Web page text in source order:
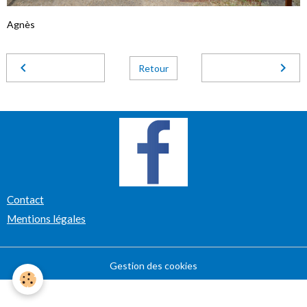
Agnès
Retour
Contact
Mentions légales
Gestion des cookies